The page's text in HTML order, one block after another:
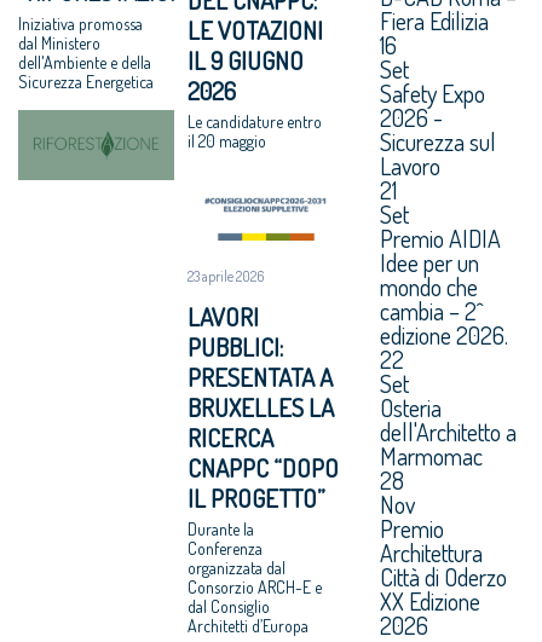
Iniziativa promossa
dal Ministero
dell'Ambiente e della
Sicurezza Energetica
LE VOTAZIONI
IL 9 GIUGNO
2026
Le candidature entro
il 20 maggio
23 aprile 2026
LAVORI
PUBBLICI:
PRESENTATA A
BRUXELLES LA
RICERCA
CNAPPC “DOPO
IL PROGETTO”
Durante la
Conferenza
organizzata dal
Consorzio ARCH-E e
dal Consiglio
Architetti d’Europa
Fiera Edilizia
16
Set
Safety Expo
2026 -
Sicurezza sul
Lavoro
21
Set
Premio AIDIA
Idee per un
mondo che
cambia – 2^
edizione 2026.
22
Set
Osteria
dell'Architetto a
Marmomac
28
Nov
Premio
Architettura
Città di Oderzo
XX Edizione
2026